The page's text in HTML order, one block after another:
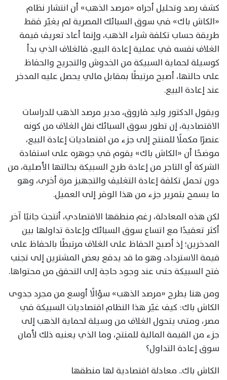
كشف رصد وتحليل أجراه «مرصد الذهب» أن انتشار نظام
«الكاش باك» في سوق السبائك المصرية لم يغيّر فقط
طريقة حساب تكلفة شراء الذهب، وإنما أعاد تعريف قيمة
الغلاف نفسه في عملية إعادة البيع، فالغلاف الذي بدأ
كوسيلة لحماية السبيكة من الخدوش والتجريح والحفاظ
على حالتها، أصبح مرتبطًا بمقابل مالي يحصل عليه المدخر
عند إعادة البيع.
ويقول الدكتور وليد فاروق، مدير مرصد الذهب للدراسات
الاقتصادية، إن تطور سوق السبائك نقل الغلاف من كونه
عنصرًا مكملًا للمنتج إلى جزء من اقتصاديات إعادة البيع،
موضحًا أن «الكاش باك» يقوم في جوهره على استفادة
الشركة أو التاجر من إعادة طرح السبيكة بحالتها الأصلية، من
دون تحمل تكلفة إعادة التغليف والتجهيز مرة أخرى، وهو
ما يسمح بتمرير جزء من هذا الوفر إلى العميل.
لكن هذه المعادلة، رغم منطقها الاقتصادي، أنتجت جانبًا آخر
أكثر تعقيدًا مع اتساع سوق السبائك وإعادة تداولها بين
المدخرين؛ إذ أصبح الحفاظ على الغلاف مرتبطًا بالحفاظ على
قيمة الاسترداد، وهو ما قد يدفع بعض المشترين إلى تجنب
فتح السبيكة حتى عند وجود حاجة إلى التحقق من محتواها.
ومن هنا يطرح «مرصد الذهب» سؤالًا أوسع من مجرد جدوى
الكاش باك: كيف غيّر هذا النظام اقتصاديات السبيكة في
مصر، ومتى يتحول الغلاف من وسيلة لحماية الذهب إلى
جزء من القيمة المالية للمنتج، وما الذي يعنيه ذلك لأمان
سوق إعادة التداول؟
الكاش باك.. معادلة اقتصادية لها منطقها